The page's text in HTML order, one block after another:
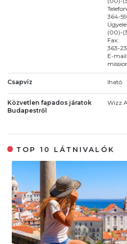
364-
(00)-
Fax:
363-
E-mail:
Csapvíz Iható
Közvetlen fapados járatok
Budapestről
Wizz
TOP 10 LÁTNIVALÓK